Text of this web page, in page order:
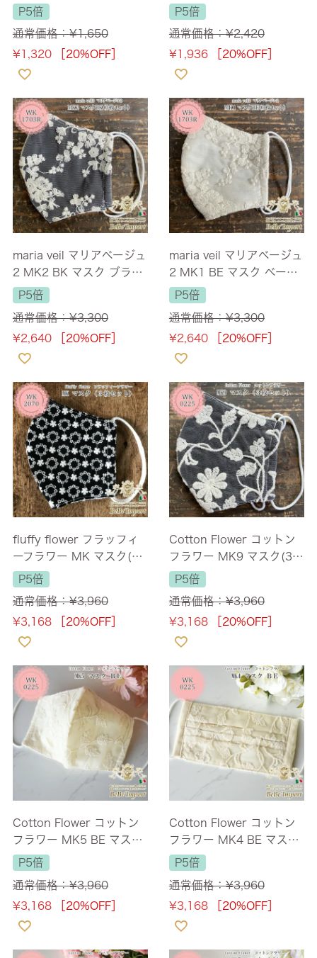
スP5倍
通常価格：¥1,650
¥1,320 ［20%OFF］
P5倍
通常価格：¥2,420
¥1,936 ［20%OFF］
maria veil マリアベージュ
2 MK2 BK マスク ブラッ
ク (3枚セット)
P5倍
通常価格：¥3,300
¥2,640 ［20%OFF］
maria veil マリアベージュ
2 MK1 BE マスク ベージ
ュ (3枚セット)
P5倍
通常価格：¥3,300
¥2,640 ［20%OFF］
fluffy flower フラッフィ
ーフラワー MK マスク(3
枚セット)
P5倍
通常価格：¥3,960
¥3,168 ［20%OFF］
Cotton Flower コットン
フラワー MK9 マスク(3枚
セット)
P5倍
通常価格：¥3,960
¥3,168 ［20%OFF］
Cotton Flower コットン
フラワー MK5 BE マスク
(3枚セット)
P5倍
通常価格：¥3,960
¥3,168 ［20%OFF］
Cotton Flower コットン
フラワー MK4 BE マスク
(3枚セット)
P5倍
通常価格：¥3,960
¥3,168 ［20%OFF］